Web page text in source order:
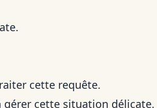
cette requête.
gérer cette situation délicate.